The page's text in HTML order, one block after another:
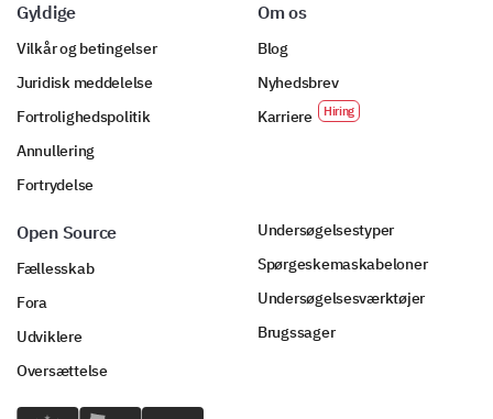
Gyldige
Vilkår og betingelser
Juridisk meddelelse
Fortrolighedspolitik
Annullering
Fortrydelse
Om os
Blog
Nyhedsbrev
Karriere
Open Source
Fællesskab
Fora
Udviklere
Oversættelse
Undersøgelsestyper
Spørgeskemaskabeloner
Undersøgelsesværktøjer
Brugssager